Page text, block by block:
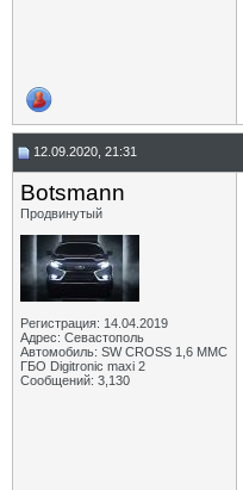
12.09.2020, 21:31
Botsmann
Продвинутый
Регистрация: 14.04.2019
Адрес: Севастополь
Автомобиль: SW CROSS 1,6 ММС
ГБО Digitronic maxi 2
Сообщений: 3,130